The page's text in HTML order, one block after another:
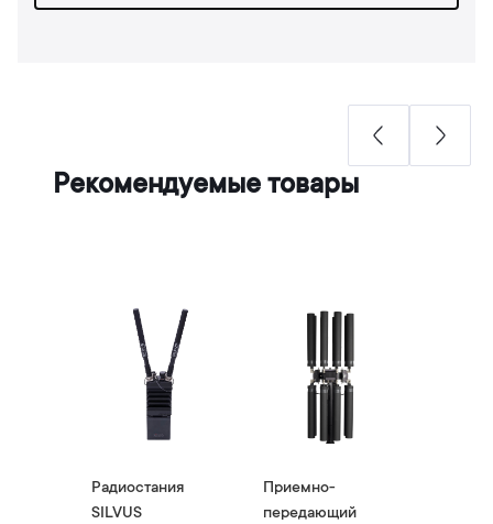
Рекомендуемые товары
Радиостания
SILVUS
Приемно-
передающий